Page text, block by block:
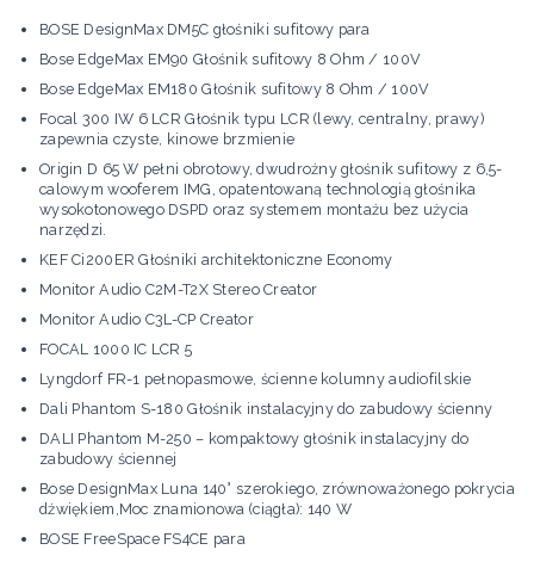
BOSE DesignMax DM5C głośniki sufitowy para
Bose EdgeMax EM90 Głośnik sufitowy 8 Ohm / 100V
Bose EdgeMax EM180 Głośnik sufitowy 8 Ohm / 100V
Focal 300 IW 6 LCR Głośnik typu LCR (lewy, centralny, prawy)
zapewnia czyste, kinowe brzmienie
Origin D 65 W pełni obrotowy, dwudrożny głośnik sufitowy z 6,5-
calowym wooferem IMG, opatentowaną technologią głośnika
wysokotonowego DSPD oraz systemem montażu bez użycia
narzędzi.
KEF Ci200ER Głośniki architektoniczne Economy
Monitor Audio C2M-T2X Stereo Creator
Monitor Audio C3L-CP Creator
FOCAL 1000 IC LCR 5
Lyngdorf FR-1 pełnopasmowe, ścienne kolumny audiofilskie
Dali Phantom S-180 Głośnik instalacyjny do zabudowy ścienny
DALI Phantom M-250 – kompaktowy głośnik instalacyjny do
zabudowy ściennej
Bose DesignMax Luna 140° szerokiego, zrównoważonego pokrycia
dźwiękiem,Moc znamionowa (ciągła): 140 W
BOSE FreeSpace FS4CE para